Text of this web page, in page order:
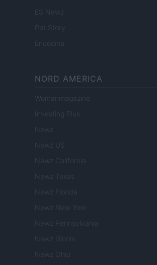
ES Newz
Encocina
NORD AMERICA
Womanmagazine
Investing Plus
Newz
Newz US
Newz California
Newz Texas
Newz Florida
Newz New York
Newz Pennsylvania
Newz Illinois
Newz Ohio